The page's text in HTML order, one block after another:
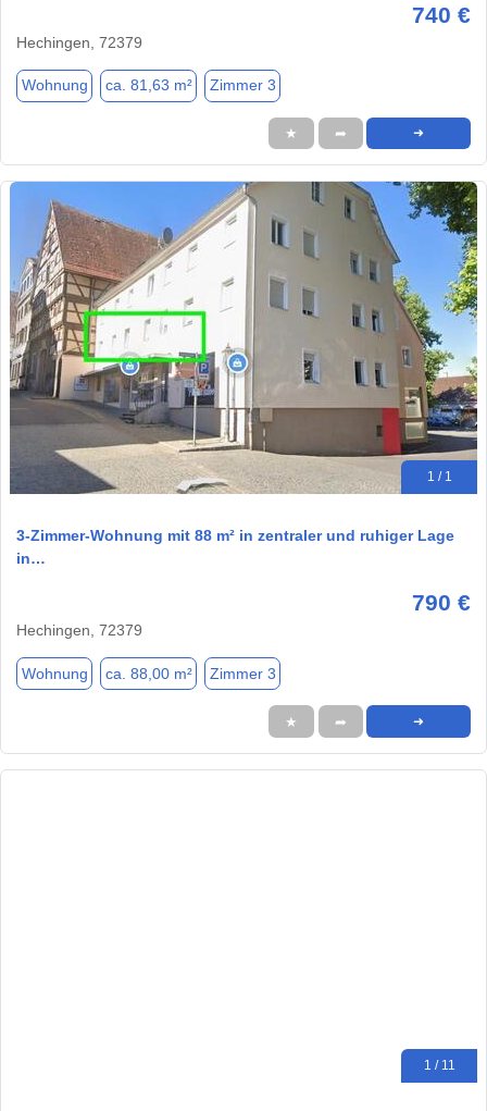
740 €
Hechingen, 72379
Wohnung ca. 81,63 m² Zimmer 3
★ ➦ ➜
1 / 1
3-Zimmer-Wohnung mit 88 m² in zentraler und ruhiger Lage
in…
790 €
Hechingen, 72379
Wohnung ca. 88,00 m² Zimmer 3
★ ➦ ➜
1 / 11